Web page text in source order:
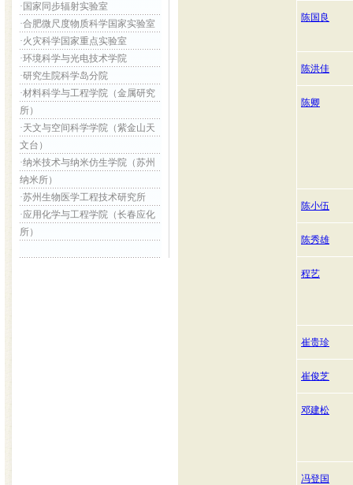
· 国家同步辐射实验室
·合肥微尺度物质科学国家实验室
·火灾科学国家重点实验室
·环境科学与光电技术学院
·研究生院科学岛分院
·材料科学与工程学院（金属研究
所）
·天文与空间科学学院（紫金山天
文台）
·纳米技术与纳米仿生学院（苏州
纳米所）
·苏州生物医学工程技术研究所
·应用化学与工程学院（长春应化
所）
陈国良
陈洪佳
陈卿
陈小伍
陈秀雄
程艺
崔贵珍
崔俊芝
邓建松
冯登国